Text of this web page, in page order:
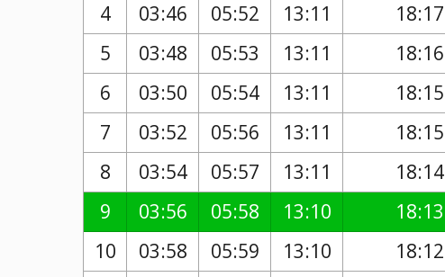
4
03:46 05:52 13:11 18:17
5
03:48 05:53 13:11 18:16
6
03:50 05:54 13:11 18:15
7
03:52 05:56 13:11 18:15
8
03:54 05:57 13:11 18:14
9
03:56 05:58 13:10 18:13
10
03:58 05:59 13:10 18:12